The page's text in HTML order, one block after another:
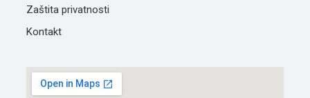
Zaštita privatnosti
Kontakt